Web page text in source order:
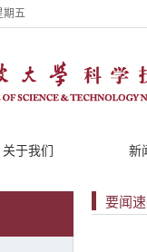
五
关于我们 新
要闻